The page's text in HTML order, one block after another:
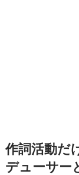
作詞活動だ
デューサー